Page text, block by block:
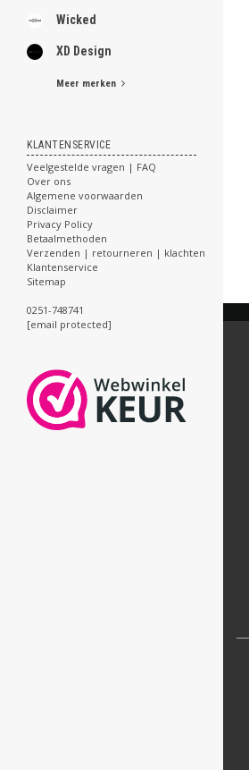
Wicked
XD Design
Meer merken
KLANTENSERVICE
Veelgestelde vragen | FAQ
Over ons
Algemene voorwaarden
Disclaimer
Privacy Policy
Betaalmethoden
Verzenden | retourneren | klachten
Klantenservice
Sitemap
0251-748741
[email protected]